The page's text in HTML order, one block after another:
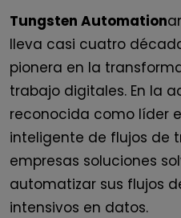
Tungsten Automation
lleva casi cuatro
pionera en la
trabajo digitales. En la
reconocida como líder
inteligente de flujos de
empresas soluciones
automatizar sus flujos
intensivos en datos.